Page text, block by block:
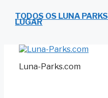
TODOS OS LUNA
LUGAR
Luna-Parks.com